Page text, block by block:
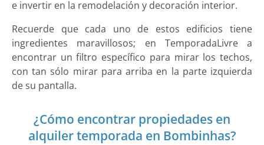
e invertir en la remodelación y decoración interior.
Recuerde que cada uno de estos edificios tiene
ingredientes maravillosos; en TemporadaLivre a
encontrar un filtro específico para mirar los techos,
con tan sólo mirar para arriba en la parte izquierda
de su pantalla.
¿Cómo encontrar propiedades en
alquiler temporada en Bombinhas?